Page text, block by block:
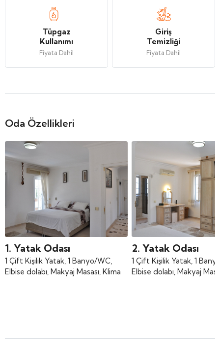
Tüpgaz
Kullanımı
Fiyata Dahil
Giriş
Temizliği
Fiyata Dahil
Oda Özellikleri
1. Yatak Odası
1 Çift Kişilik Yatak, 1 Banyo/WC,
Elbise dolabı, Makyaj Masası, Klima
2. Yatak Odası
1 Çift Kişilik Yatak, 1
Elbise dolabı, Makyaj